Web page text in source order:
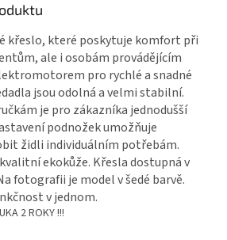
křeslo, které poskytuje komfort při
ale i osobám provádějícím
pro rychlé a snadné
jsou odolná a velmi stabilní.
je pro zákazníka jednodušší
podnožek umožňuje
židli individuálním potřebám.
ekokůže. Křesla dostupná v
fotografii je model v šedé barvě.
v jednom.
2 ROKY !!!